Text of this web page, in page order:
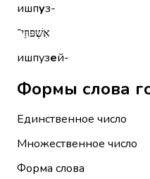
ишпуз-
אִשְׁפּוּזֵי־
ишпузей-
Единственное число
Множественное число
Форма слова